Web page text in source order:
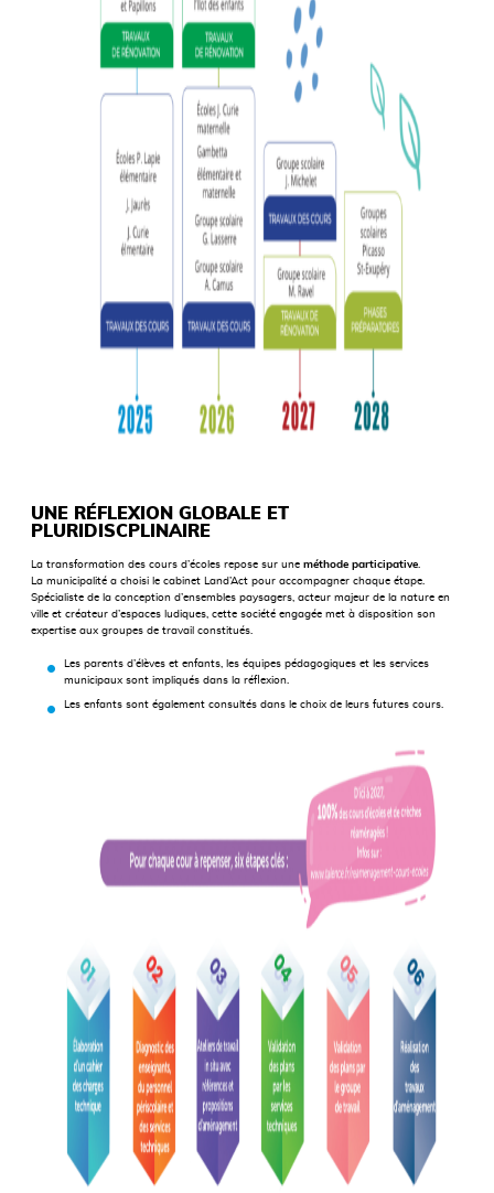
UNE RÉFLEXION GLOBALE ET
PLURIDISCPLINAIRE
La transformation des cours d’écoles repose sur uneméthode participative
La municipalité a choisi le cabinet Land’Act pour accompagner chaque étape.
Spécialiste de la conception d’ensembles paysagers, acteur majeur de la nature en
ville et créateur d’espaces ludiques, cette société engagée met à disposition son
expertise aux groupes de travail constitués.
Les parents d’élèves et enfants, les équipes pédagogiques et les services
municipaux sont impliqués dans la réflexion.
Les enfants sont également consultés dans le choix de leurs futures cours.